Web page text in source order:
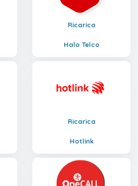
Ricarica
Halo Telco
Ricarica
Hotlink